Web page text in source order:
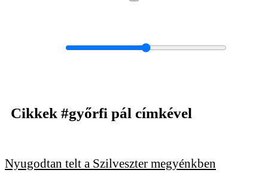
Cikkek #győrfi pál címkével
Nyugodtan telt a Szilveszter megyénkben